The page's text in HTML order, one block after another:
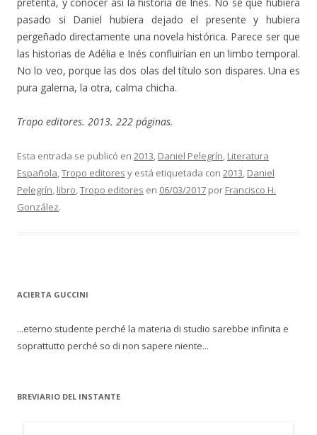
pasado si Daniel hubiera dejado el presente y hubiera
pergeñado directamente una novela histórica. Parece ser que
las historias de Adélia e Inés confluirían en un limbo temporal.
No lo veo, porque las dos olas del título son dispares. Una es
pura galerna, la otra, calma chicha.
Tropo editores. 2013. 222 páginas.
Esta entrada se publicó en 2013, Daniel Pelegrín, Literatura
Española,Tropo editores y está etiquetada con 2013, Daniel
Pelegrín, libro,Tropo editores en 06/03/2017 por Francisco H.
González.
ACIERTA GUCCINI
...eterno studente perché la materia di studio sarebbe infinita e
soprattutto perché so di non sapere niente...
BREVIARIO DEL INSTANTE